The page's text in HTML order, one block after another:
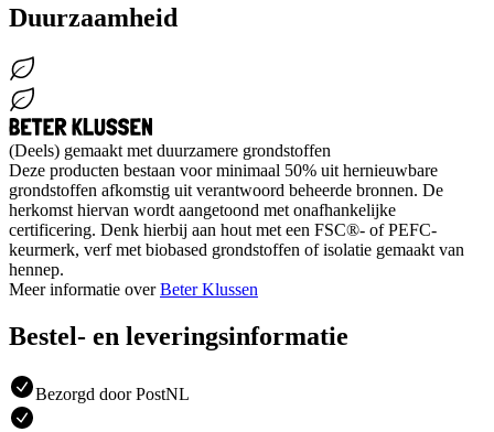
Duurzaamheid
(Deels) gemaakt met duurzamere grondstoffen
Deze producten bestaan voor minimaal 50% uit hernieuwbare
grondstoffen afkomstig uit verantwoord beheerde bronnen. De
herkomst hiervan wordt aangetoond met onafhankelijke
certificering. Denk hierbij aan hout met een FSC®- of PEFC-
keurmerk, verf met biobased grondstoffen of isolatie gemaakt van
hennep.
Meer informatie overBeter Klussen
Bestel- en leveringsinformatie
Bezorgd door PostNL